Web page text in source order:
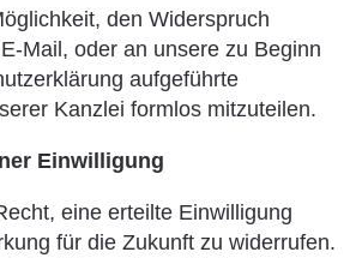
den Widerspruch
Mail, oder an unsere zu Beginn
aufgeführte
Kanzlei formlos mitzuteilen.
Einwilligung
eine erteilte Einwilligung
für die Zukunft zu widerrufen.